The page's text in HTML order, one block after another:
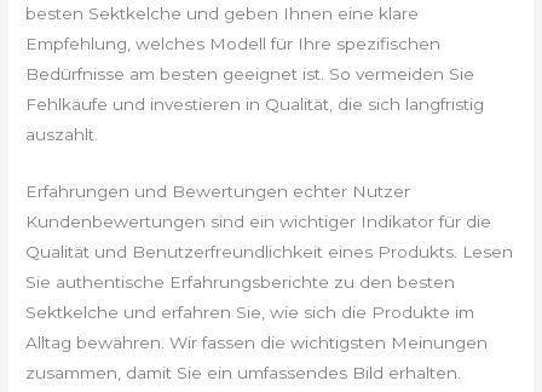
besten Sektkelche und geben Ihnen eine klare
Empfehlung, welches Modell für Ihre spezifischen
Bedürfnisse am besten geeignet ist. So vermeiden Sie
Fehlkäufe und investieren in Qualität, die sich langfristig
auszahlt.
Erfahrungen und Bewertungen echter Nutzer
Kundenbewertungen sind ein wichtiger Indikator für die
Qualität und Benutzerfreundlichkeit eines Produkts. Lesen
Sie authentische Erfahrungsberichte zu den besten
Sektkelche und erfahren Sie, wie sich die Produkte im
Alltag bewähren. Wir fassen die wichtigsten Meinungen
zusammen, damit Sie ein umfassendes Bild erhalten.